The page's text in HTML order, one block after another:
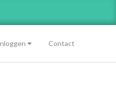
Contact